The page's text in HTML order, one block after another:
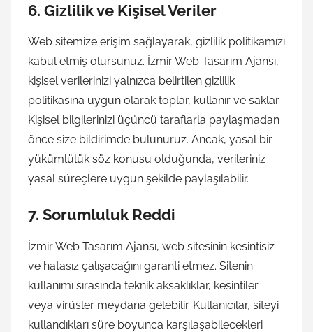
6. Gizlilik ve Kişisel Veriler
Web sitemize erişim sağlayarak, gizlilik politikamızı
kabul etmiş olursunuz. İzmir Web Tasarım Ajansı,
kişisel verilerinizi yalnızca belirtilen gizlilik
politikasına uygun olarak toplar, kullanır ve saklar.
Kişisel bilgilerinizi üçüncü taraflarla paylaşmadan
önce size bildirimde bulunuruz. Ancak, yasal bir
yükümlülük söz konusu olduğunda, verileriniz
yasal süreçlere uygun şekilde paylaşılabilir.
7. Sorumluluk Reddi
İzmir Web Tasarım Ajansı, web sitesinin kesintisiz
ve hatasız çalışacağını garanti etmez. Sitenin
kullanımı sırasında teknik aksaklıklar, kesintiler
veya virüsler meydana gelebilir. Kullanıcılar, siteyi
kullandıkları süre boyunca karşılaşabilecekleri